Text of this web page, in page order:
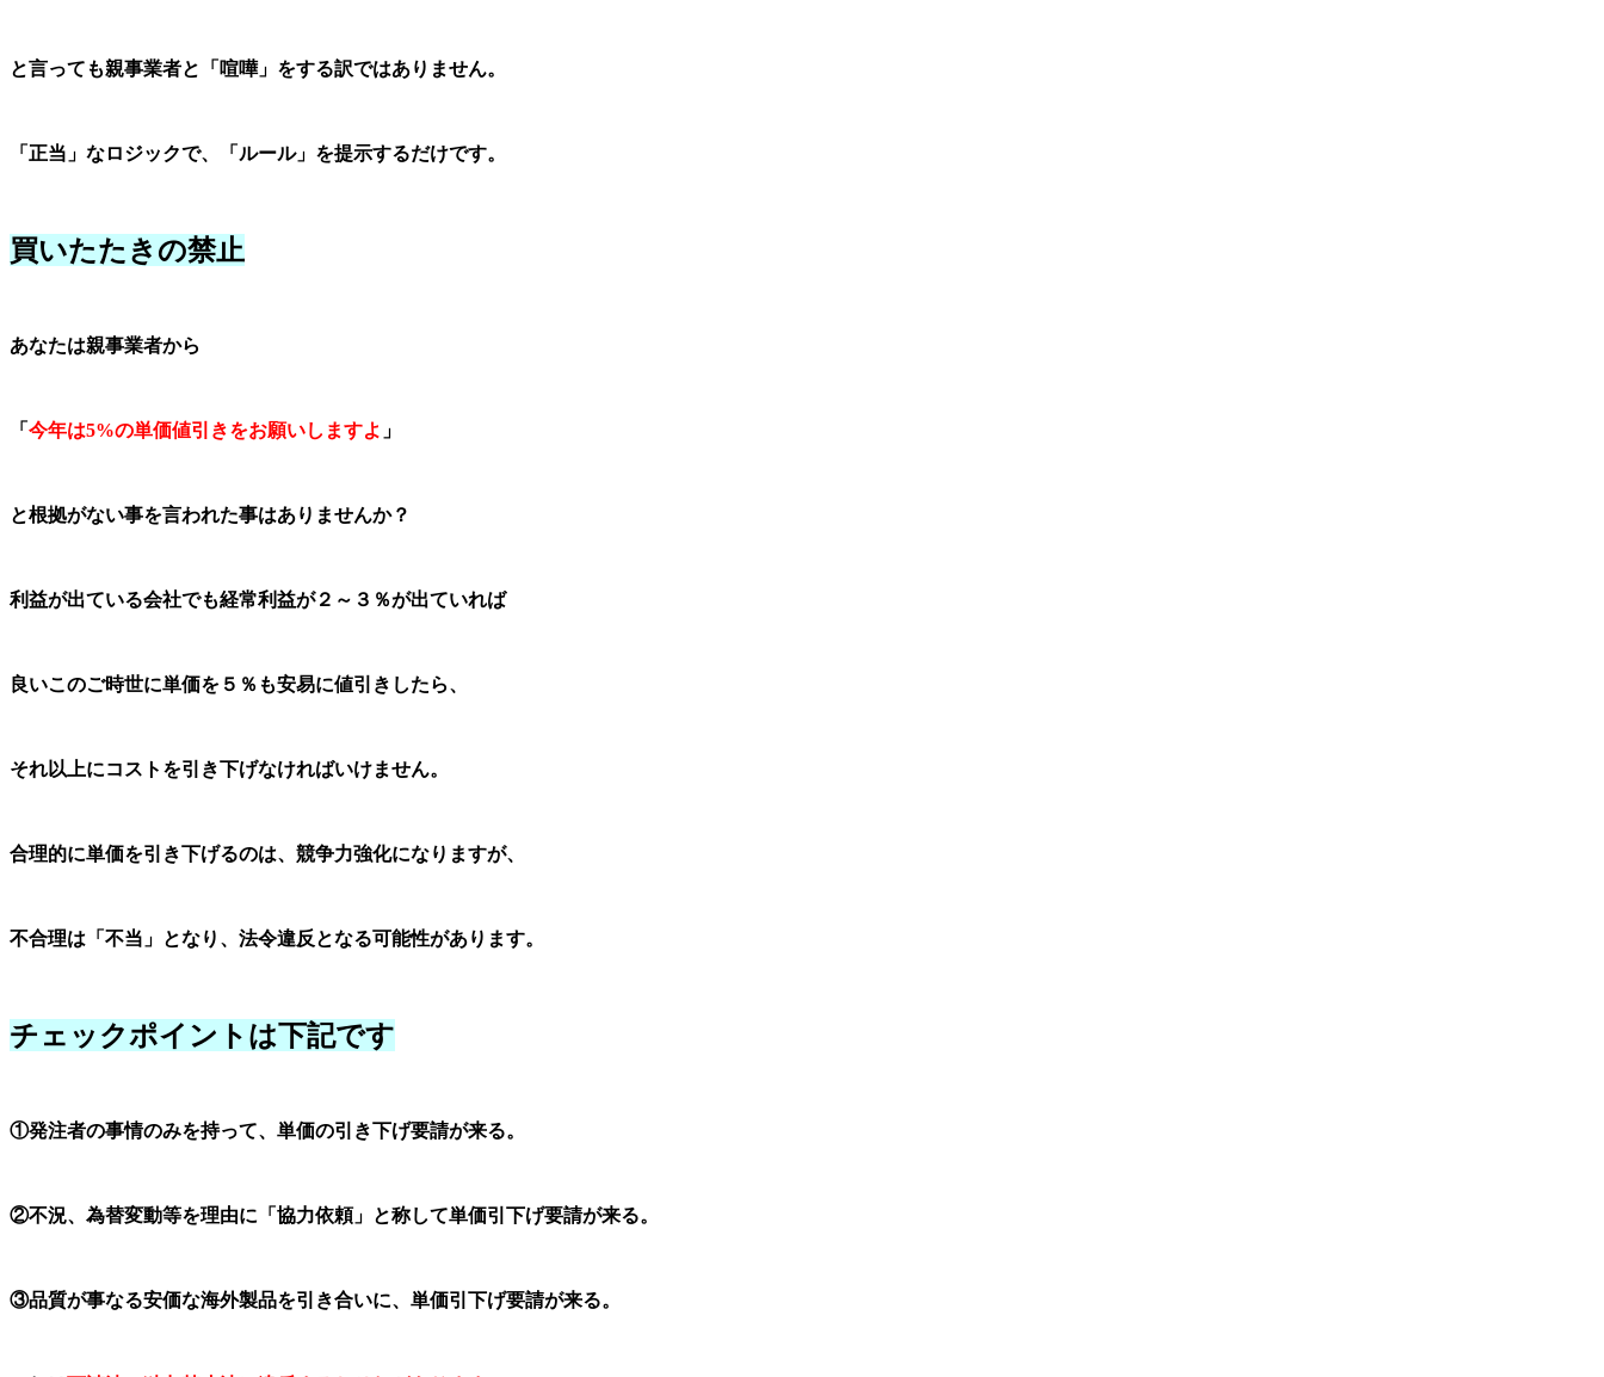
と言っても親事業者と「喧嘩」をする訳ではありません。
「正当」なロジックで、「ルール」を提示するだけです。
買いたたきの禁止
あなたは親事業者から
「 今年は5%の単価値引きをお願いしますよ 」
と根拠がない事を言われた事はありませんか？
利益が出ている会社でも経常利益が２～３％が出ていれば
良いこのご時世に単価を５％も安易に値引きしたら、
それ以上にコストを引き下げなければいけません。
合理的に単価を引き下げるのは、競争力強化になりますが、
不合理は「不当」となり、法令違反となる可能性があります。
チェックポイントは下記です
①発注者の事情のみを持って、単価の引き下げ要請が来る。
②不況、為替変動等を理由に「協力依頼」と称して単価引下げ要請が来る。
③品質が事なる安価な海外製品を引き合いに、単価引下げ要請が来る。